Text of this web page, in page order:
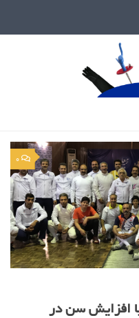
0
افزایش سن در